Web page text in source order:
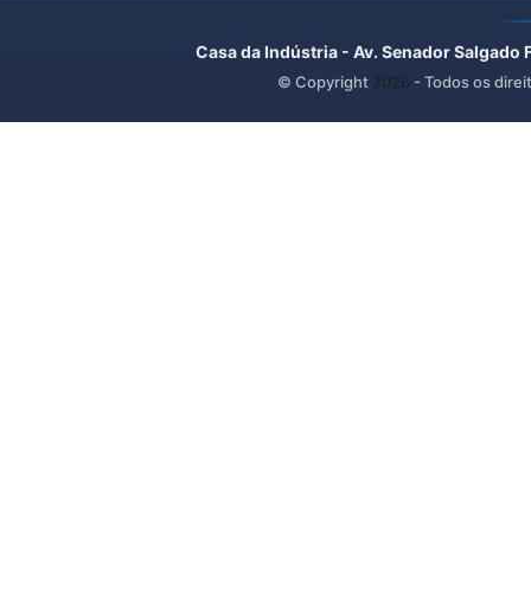
Casa da Indústria - Av. Senador
© Copyright 2026 - Todos os